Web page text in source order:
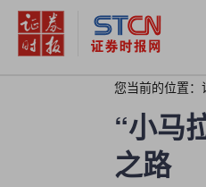
您当前的位置：
“小马
之路